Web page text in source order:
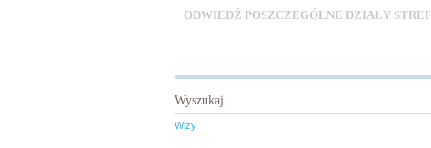
ODWIEDŹ POSZCZEGÓLNE DZIAŁY
Wyszukaj
Wizy